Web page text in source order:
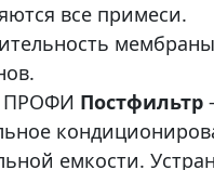
все примеси.
мембраны
ПРОФИ Постфильтр
емкости.